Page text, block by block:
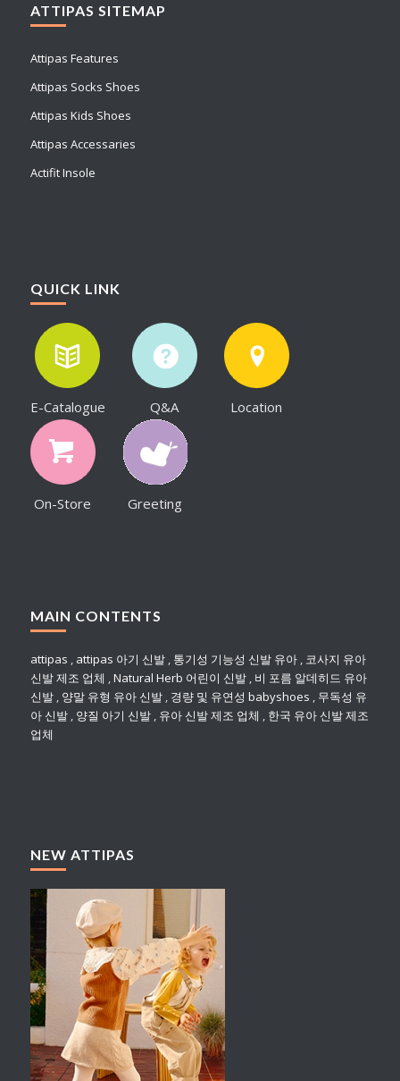
ATTIPAS SITEMAP
Attipas Features
Attipas Socks Shoes
Attipas Kids Shoes
Attipas Accessaries
Actifit Insole
QUICK LINK
E-Catalogue Q&A Location
On-Store Greeting
MAIN CONTENTS
attipas , attipas 아기 신발, 통기성 기능성 신발 유아, 코사지 유아
신발 제조 업체 ,Natural Herb 어린이 신발, 비 포름 알데히드 유아
신발, 양말 유형 유아 신발, 경량 및 유연성 babyshoes , 무독성 유
아 신발, 양질 아기 신발, 유아 신발 제조 업체 , 한국 유아 신발 제조
업체
NEW ATTIPAS